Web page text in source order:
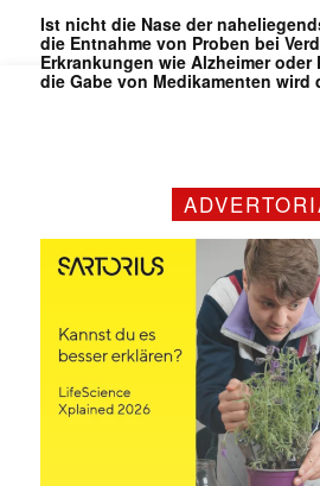
(erforderlich)
Ist nicht die Nase der
die Entnahme von Proben bei
Erkrankungen wie Alzheimer
die Gabe von Medikamenten